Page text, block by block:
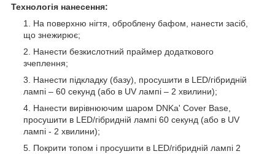
Технологія нанесення:
На поверхню нігтя, оброблену бафом, нанести засіб,
що знежирює;
Нанести безкислотний праймер додаткового
зчеплення;
Нанести підкладку (базу), просушити в LED/гібридній
лампі – 60 секунд (або в UV лампі – 2 хвилини);
Нанести вирівнюючим шаром DNKa' Cover Base,
просушити в LED/гібридній лампі 60 секунд (або в UV
лампі - 2 хвилини);
Покрити топом і просушити в LED/гібридній лампі 2